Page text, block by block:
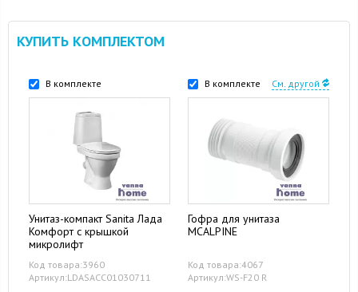
КУПИТЬ КОМПЛЕКТОМ
В комплекте
Унитаз-компакт Sanita Лада
Комфорт с крышкой
микролифт
Код товара:3960
Артикул:LDASACC01030711
В комплекте См. другой
Гофра для унитаза
MCALPINE
Код товара:4067
Артикул:WS-F20 R